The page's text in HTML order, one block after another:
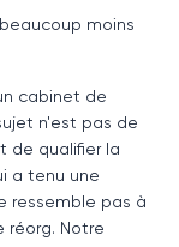
moins
cabinet de
n'est pas de
de qualifier la
a tenu une
ressemble pas à
réorg. Notre